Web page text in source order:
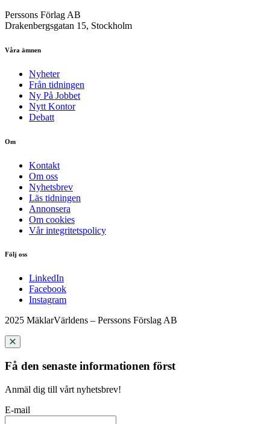
Perssons Förlag AB
Drakenbergsgatan 15, Stockholm
Våra ämnen
Nyheter
Från tidningen
Ny På Jobbet
Nytt Kontor
Debatt
Om
Kontakt
Om oss
Nyhetsbrev
Läs tidningen
Annonsera
Om cookies
Vår integritetspolicy
Följ oss
LinkedIn
Facebook
Instagram
2025 MäklarVärldens – Perssons Förslag AB
Få den senaste informationen först
Anmäl dig till vårt nyhetsbrev!
E-mail